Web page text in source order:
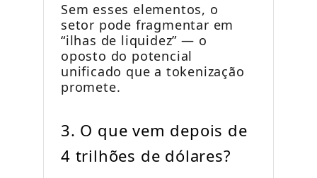
Sem esses elementos, o
setor pode fragmentar em
“ilhas de liquidez” — o
oposto do potencial
unificado que a tokenização
promete.
3. O que vem depois de
4 trilhões de dólares?